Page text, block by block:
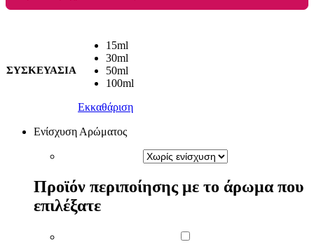
ΣΥΣΚΕΥΑΣΙΑ
15ml
30ml
50ml
100ml
Εκκαθάριση
Ενίσχυση Αρώματος
Προϊόν περιποίησης με το άρωμα που
επιλέξατε